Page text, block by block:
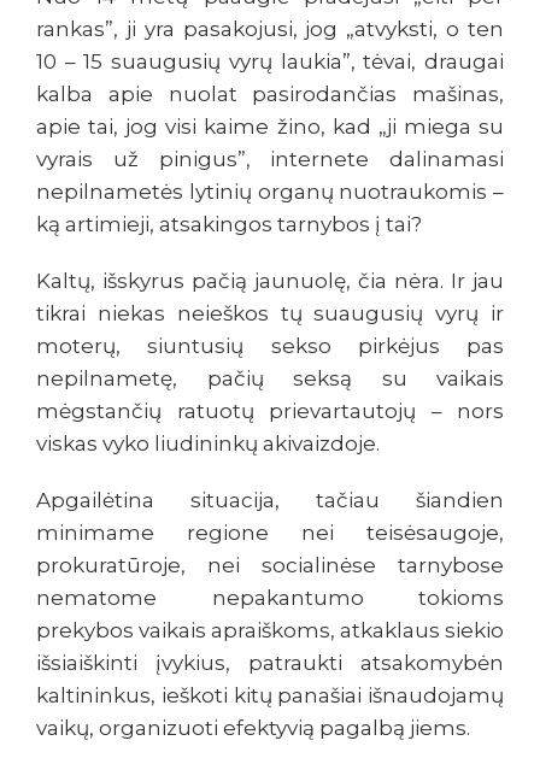
rankas”, ji yra pasakojusi, jog „atvyksti, o ten
10 – 15 suaugusių vyrų laukia”, tėvai, draugai
kalba apie nuolat pasirodančias mašinas,
apie tai, jog visi kaime žino, kad „ji miega su
vyrais už pinigus”, internete dalinamasi
nepilnametės lytinių organų nuotraukomis –
ką artimieji, atsakingos tarnybos į tai?
Kaltų, išskyrus pačią jaunuolę, čia nėra. Ir jau
tikrai niekas neieškos tų suaugusių vyrų ir
moterų, siuntusių sekso pirkėjus pas
nepilnametę, pačių seksą su vaikais
mėgstančių ratuotų prievartautojų – nors
viskas vyko liudininkų akivaizdoje.
Apgailėtina situacija, tačiau šiandien
minimame regione nei teisėsaugoje,
prokuratūroje, nei socialinėse tarnybose
nematome nepakantumo tokioms
prekybos vaikais apraiškoms, atkaklaus siekio
išsiaiškinti įvykius, patraukti atsakomybėn
kaltininkus, ieškoti kitų panašiai išnaudojamų
vaikų, organizuoti efektyvią pagalbą jiems.